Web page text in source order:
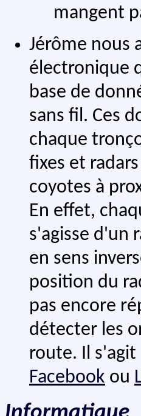
mangent
Jérôme nous
électronique
base de
sans fil. Ces
chaque
fixes et
coyotes à
En effet,
s'agisse d'un
en sens
position du
pas encore
détecter les
route. Il s'agit
Facebook ou